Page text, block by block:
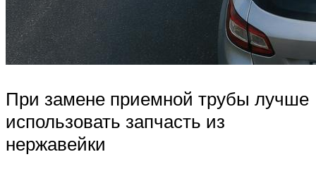
При замене приемной трубы лучше
использовать запчасть из
нержавейки